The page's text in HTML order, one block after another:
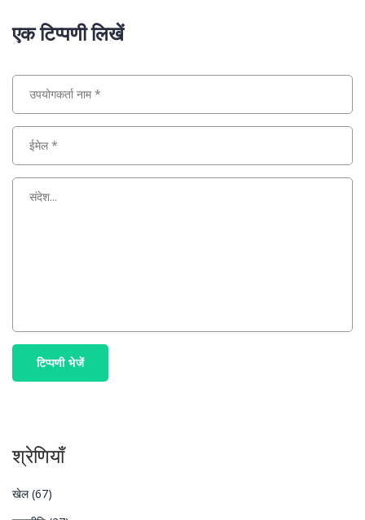
एक टिप्पणी लिखें
टिप्पणी भेजें
श्रेणियाँ
खेल(67)